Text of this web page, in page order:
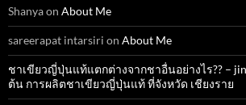
Shanyaon About Me
sareerapat intarsiri on About Me
ชาเขียวญี่ปุ่นแท้แตกต่างจากชาอื่นอย่างไร?? –
ต้น การผลิตชาเขียวญี่ปุ่นแท้ ที่จังหวัด เชียงราย